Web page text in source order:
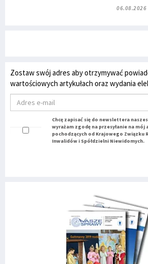
06.08.2026
Zostaw swój adres aby otrzymywać
wartościowych artykułach oraz wydania
Chcę zapisać się do newslettera
wyrażam zgodę na przesyłanie na
pochodzących od Krajowego Związku
Inwalidów i Spółdzielni Niewidomych.